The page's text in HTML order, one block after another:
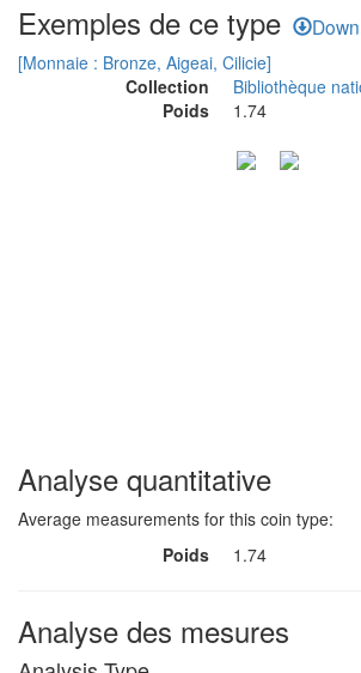
Exemples de ce type
[Monnaie : Bronze, Aigeai, Cilicie]
Collection
Bibliothèque
Poids
1.74
Analyse quantitative
Average measurements for this coin type:
Poids
1.74
Analyse des mesures